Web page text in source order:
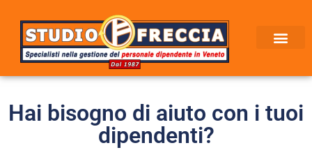
Hai bisogno di aiuto con i tuoi
dipendenti?